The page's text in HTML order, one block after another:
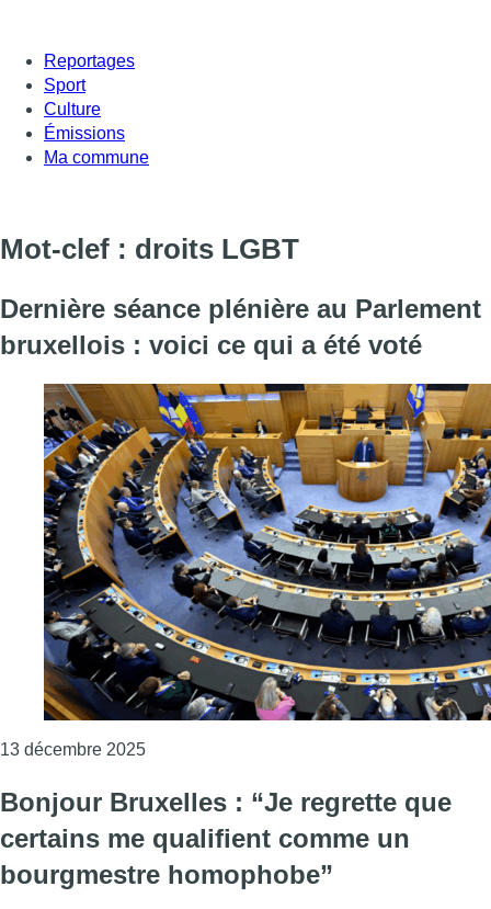
Reportages
Sport
Culture
Émissions
Ma commune
Mot-clef : droits LGBT
Dernière séance plénière au Parlement
bruxellois : voici ce qui a été voté
13 décembre 2025Consulter l'article "Dernière séance
Bonjour Bruxelles : “Je regrette que
certains me qualifient comme un
bourgmestre homophobe”